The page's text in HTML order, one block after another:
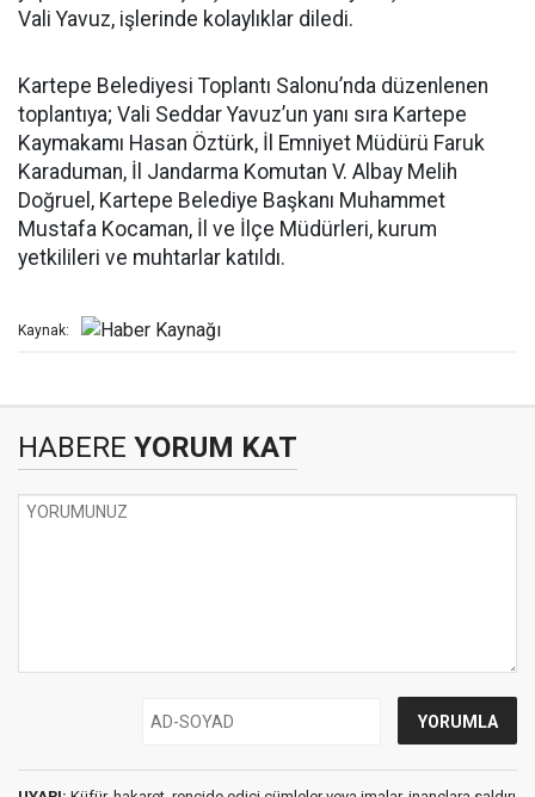
Vali Yavuz, işlerinde kolaylıklar diledi.
Kartepe Belediyesi Toplantı Salonu’nda düzenlenen
toplantıya; Vali Seddar Yavuz’un yanı sıra Kartepe
Kaymakamı Hasan Öztürk, İl Emniyet Müdürü Faruk
Karaduman, İl Jandarma Komutan V. Albay Melih
Doğruel, Kartepe Belediye Başkanı Muhammet
Mustafa Kocaman, İl ve İlçe Müdürleri, kurum
yetkilileri ve muhtarlar katıldı.
Kaynak:
HABERE YORUM KAT